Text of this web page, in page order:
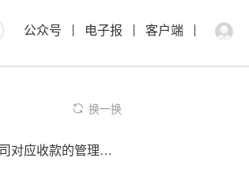
公众号 电子报 客户端
换一换
易{点}天下：公司对应收款的管理极为重视